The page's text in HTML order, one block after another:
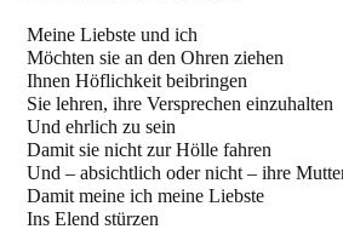
Meine Liebste und ich
Möchten sie an den Ohren ziehen
Ihnen Höflichkeit beibringen
Sie lehren, ihre Versprechen einzuhalten
Und ehrlich zu sein
Damit sie nicht zur Hölle fahren
Und – absichtlich oder nicht – ihre
Damit meine ich meine Liebste
Ins Elend stürzen